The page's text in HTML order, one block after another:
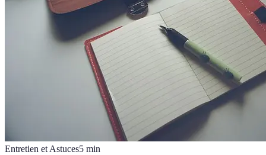
Entretien et Astuces5 min